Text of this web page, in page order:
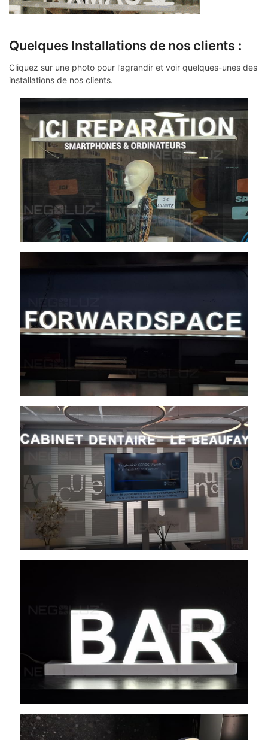
Quelques Installations de nos clients :
Cliquez sur une photo pour l’agrandir et voir quelques-unes des
installations de nos clients.